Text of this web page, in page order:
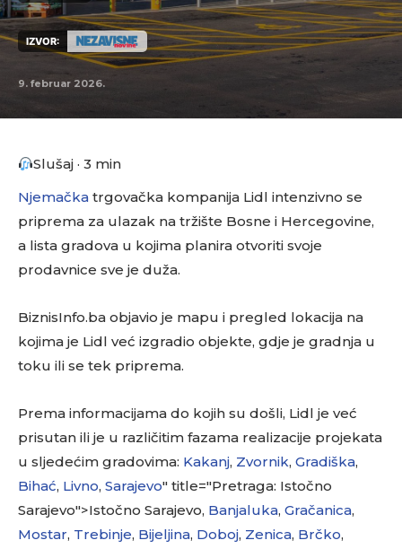
IZVOR:
9. februar 2026.
Slušaj · 3 min
Njemačka trgovačka kompanija Lidl intenzivno se
priprema za ulazak na tržište Bosne i Hercegovine,
a lista gradova u kojima planira otvoriti svoje
prodavnice sve je duža.
BiznisInfo.ba objavio je mapu i pregled lokacija na
kojima je Lidl već izgradio objekte, gdje je gradnja u
toku ili se tek priprema.
Prema informacijama do kojih su došli, Lidl je već
prisutan ili je u različitim fazama realizacije projekata
u sljedećim gradovima: Kakanj, Zvornik, Gradiška,
Bihać, Livno, Sarajevo" title="Pretraga: Istočno
Sarajevo">Istočno Sarajevo, Banjaluka, Gračanica,
Mostar, Trebinje, Bijeljina, Doboj, Zenica, Brčko,